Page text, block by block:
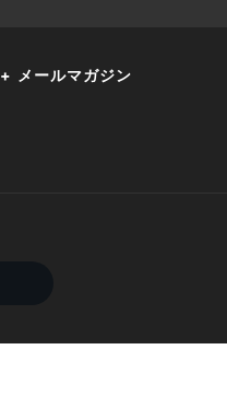
メールマガジン